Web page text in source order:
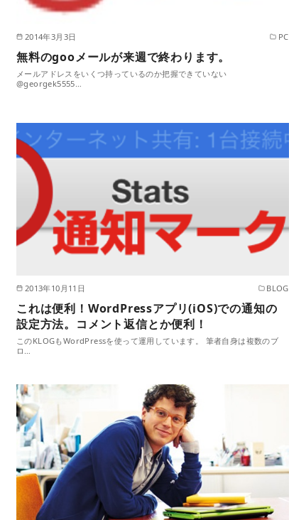
2014年3月3日 PC
無料のgooメールが来週で終わります。
メールアドレスをいくつ持っているのか把握できていない
@georgek5555…
2013年10月11日 BLOG
これは便利！WordPressアプリ(iOS)での通知の
設定方法。コメント返信とか便利！
このKLOGもWordPressを使って運用しています。 筆者自身は複数のブ
ロ…